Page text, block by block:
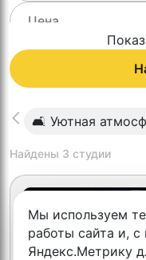
🛋 Уютная
Найдены 3 студии
Мы используем
работы сайта и, с
Яндекс.Метрику